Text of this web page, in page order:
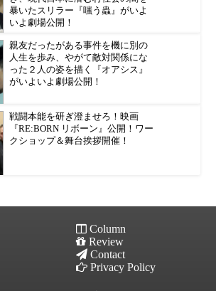
暴いたスリラー『嗤う蟲』がいよ
いよ劇場公開！
親友だったがある事件を機に別の
人生を歩み、やがて敵対関係にな
った２人の姿を描く『オアシス』
がいよいよ劇場公開！
戦闘本能を研ぎ澄ませろ！映画
『RE:BORN リボーン』公開！ワー
クショップ＆舞台挨拶開催！
Column
Review
Contact
Privacy Policy